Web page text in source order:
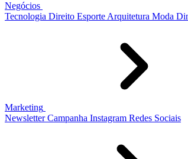
Negócios
Tecnologia Direito Esporte Arquitetura Moda
Marketing
Newsletter Campanha Instagram Redes Sociais